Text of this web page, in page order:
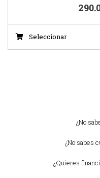
Seleccionar
¿No
¿No sabes
¿Quieres